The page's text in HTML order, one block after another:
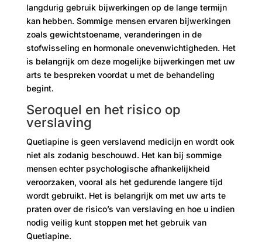
langdurig gebruik bijwerkingen op de lange termijn
kan hebben. Sommige mensen ervaren bijwerkingen
zoals gewichtstoename, veranderingen in de
stofwisseling en hormonale onevenwichtigheden. Het
is belangrijk om deze mogelijke bijwerkingen met uw
arts te bespreken voordat u met de behandeling
begint.
Seroquel en het risico op
verslaving
Quetiapine is geen verslavend medicijn en wordt ook
niet als zodanig beschouwd. Het kan bij sommige
mensen echter psychologische afhankelijkheid
veroorzaken, vooral als het gedurende langere tijd
wordt gebruikt. Het is belangrijk om met uw arts te
praten over de risico’s van verslaving en hoe u indien
nodig veilig kunt stoppen met het gebruik van
Quetiapine.